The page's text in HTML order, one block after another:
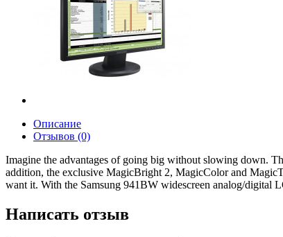
Описание
Отзывов (0)
Imagine the advantages of going big without slowing down.
addition, the exclusive MagicBright 2, MagicColor and
want it. With the Samsung 941BW widescreen analog/digital
Написать отзыв